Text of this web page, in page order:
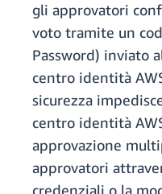
gli approvatori
voto tramite un
Password) inviato
centro identità
sicurezza
centro identità
approvazione
approvatori
credenziali o la